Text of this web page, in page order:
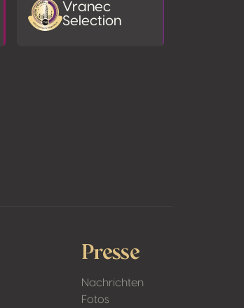
Vranec
Selection
Presse
Nachrichten
Fotos